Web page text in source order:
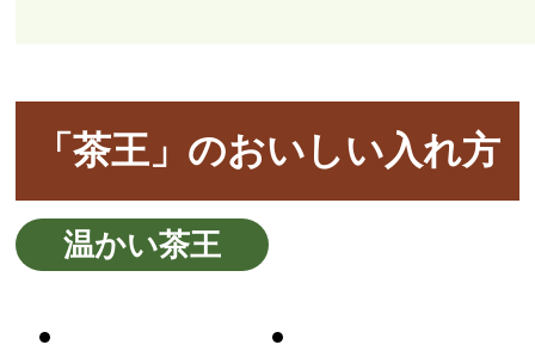
「茶王」のおいしい入れ方
温かい茶王